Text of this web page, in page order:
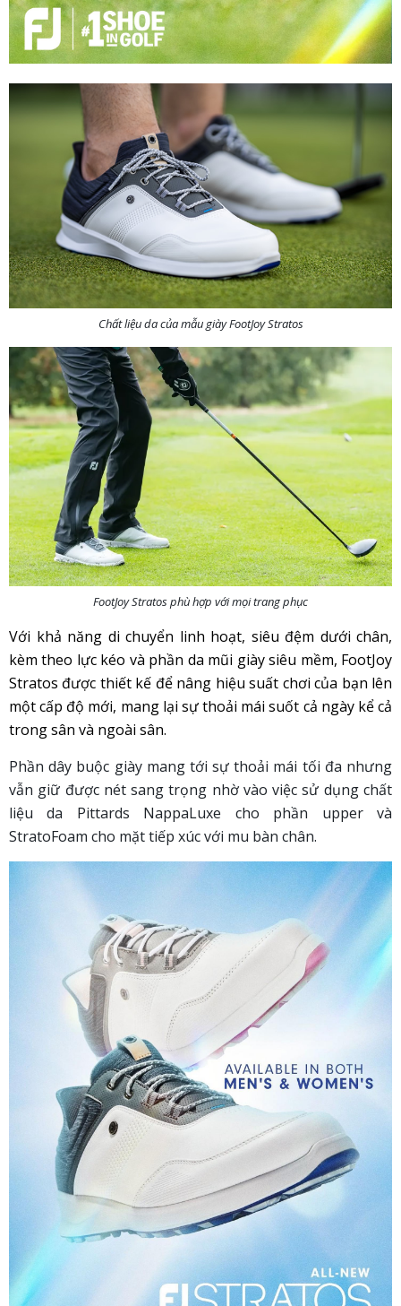
Chất liệu da của mẫu giày FootJoy Stratos
FootJoy Stratos phù hợp với mọi trang phục
Với khả năng di chuyển linh hoạt, siêu đệm dưới chân,
kèm theo lực kéo và phần da mũi giày siêu mềm, FootJoy
Stratos được thiết kế để nâng hiệu suất chơi của bạn lên
một cấp độ mới, mang lại sự thoải mái suốt cả ngày kể cả
trong sân và ngoài sân.
Phần dây buộc giày mang tới sự thoải mái tối đa nhưng
vẫn giữ được nét sang trọng nhờ vào việc sử dụng chất
liệu da Pittards NappaLuxe cho phần upper và
StratoFoam cho mặt tiếp xúc với mu bàn chân.